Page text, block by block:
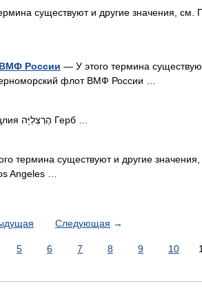
существуют и другие значения, см.
России — У этого термина
флот ВМФ России …
— Город Герцлия הֶרְצְלִיָּה Герб …
термина существуют и другие
Angeles …
Следующая →
5 6 7 8 9 10